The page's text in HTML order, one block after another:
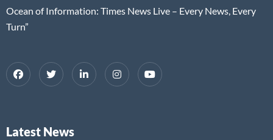
Ocean of Information: Times News Live – Every News, Every
Turn”
Latest News